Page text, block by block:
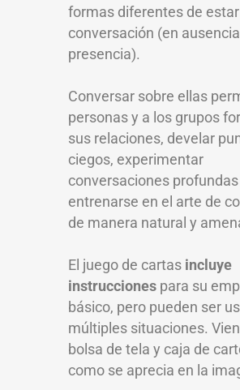
formas diferentes de
conversación (en
presencia).
Conversar sobre ellas
personas y a los grupos
sus relaciones, develar
ciegos, experimentar
conversaciones profundas
entrenarse en el arte de
de manera natural y
El juego de cartas incluye
instrucciones para su
básico, pero pueden ser
múltiples situaciones.
bolsa de tela y caja de
como se aprecia en la